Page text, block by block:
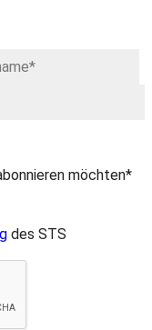
möchten*
des STS